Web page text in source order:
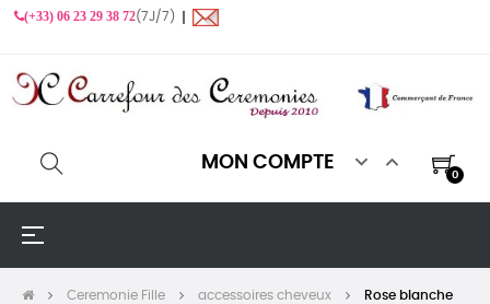
(+33) 06 23 29 38 72(7J/7) ❙
MON COMPTE  
0
Basculer
☰
Ceremonie Fille accessoires cheveux Rose blanche